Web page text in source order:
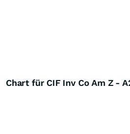
Chart für CIF Inv Co Am Z -